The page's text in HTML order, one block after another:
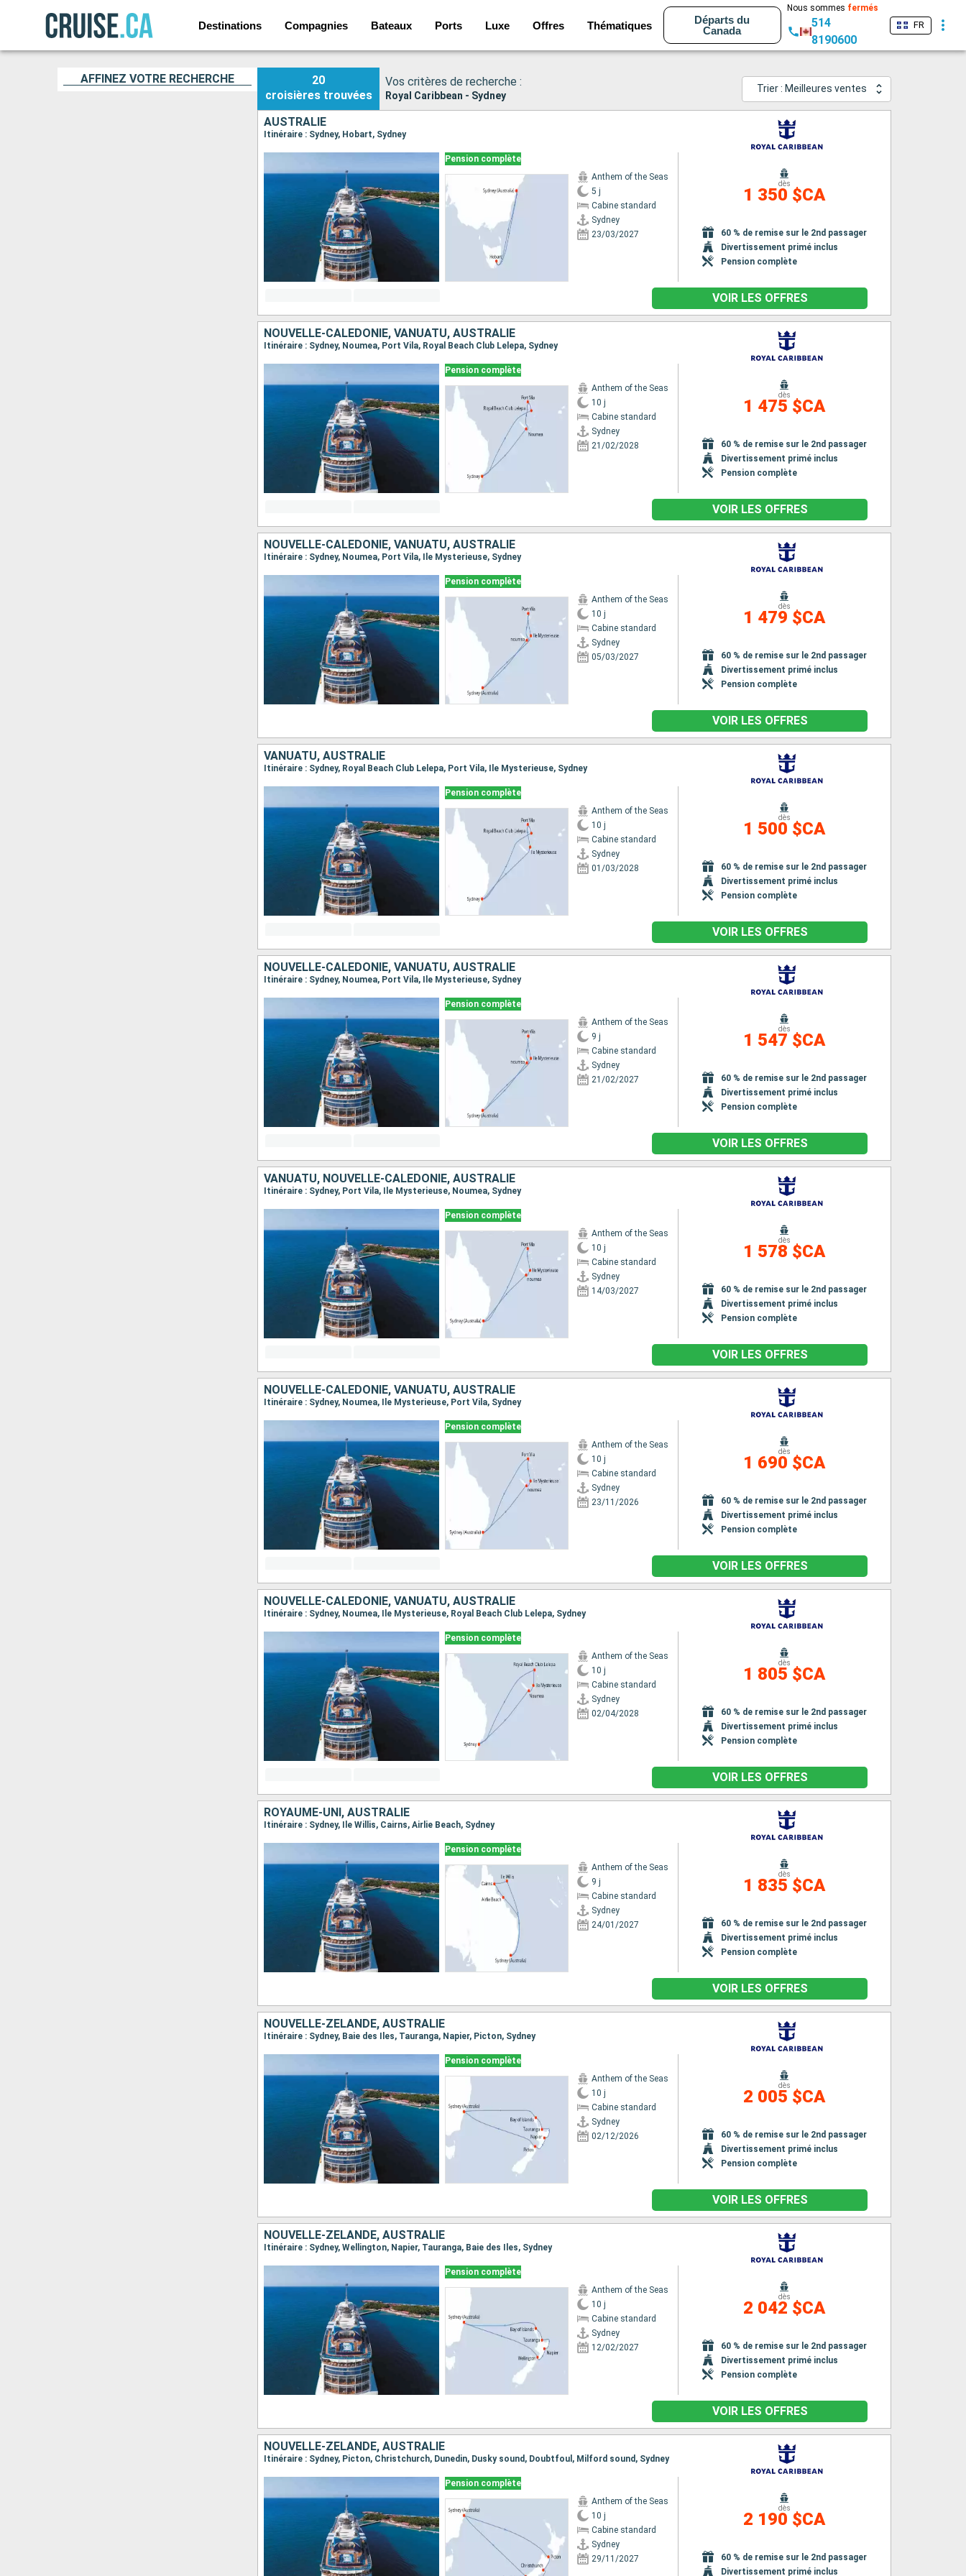
Destinations Compagnies Bateaux Ports Luxe Offres Thématiques
Départs du
Canada
Nous sommes fermés
514
8190600
FR
AFFINEZ VOTRE RECHERCHE
20
croisières trouvées
Vos critères de recherche :
Royal Caribbean - Sydney
Trier : Meilleures ventes
AUSTRALIE
Itinéraire : Sydney, Hobart, Sydney
Pension complète
Anthem of the Seas
5 j
Cabine standard
Sydney
23/03/2027
dès
1 350 $CA
60 % de remise sur le 2nd passager
Divertissement primé inclus
Pension complète
VOIR LES OFFRES
NOUVELLE-CALÉDONIE, VANUATU, AUSTRALIE
Itinéraire : Sydney, Noumea, Port Vila, Royal Beach Club Lelepa, Sydney
Pension complète
Anthem of the Seas
10 j
Cabine standard
Sydney
21/02/2028
dès
1 475 $CA
60 % de remise sur le 2nd passager
Divertissement primé inclus
Pension complète
VOIR LES OFFRES
NOUVELLE-CALÉDONIE, VANUATU, AUSTRALIE
Itinéraire : Sydney, Noumea, Port Vila, Ile Mysterieuse, Sydney
Pension complète
Anthem of the Seas
10 j
Cabine standard
Sydney
05/03/2027
dès
1 479 $CA
60 % de remise sur le 2nd passager
Divertissement primé inclus
Pension complète
VOIR LES OFFRES
VANUATU, AUSTRALIE
Itinéraire : Sydney, Royal Beach Club Lelepa, Port Vila, Ile Mysterieuse, Sydney
Pension complète
Anthem of the Seas
10 j
Cabine standard
Sydney
01/03/2028
dès
1 500 $CA
60 % de remise sur le 2nd passager
Divertissement primé inclus
Pension complète
VOIR LES OFFRES
NOUVELLE-CALÉDONIE, VANUATU, AUSTRALIE
Itinéraire : Sydney, Noumea, Port Vila, Ile Mysterieuse, Sydney
Pension complète
Anthem of the Seas
9 j
Cabine standard
Sydney
21/02/2027
dès
1 547 $CA
60 % de remise sur le 2nd passager
Divertissement primé inclus
Pension complète
VOIR LES OFFRES
VANUATU, NOUVELLE-CALÉDONIE, AUSTRALIE
Itinéraire : Sydney, Port Vila, Ile Mysterieuse, Noumea, Sydney
Pension complète
Anthem of the Seas
10 j
Cabine standard
Sydney
14/03/2027
dès
1 578 $CA
60 % de remise sur le 2nd passager
Divertissement primé inclus
Pension complète
VOIR LES OFFRES
NOUVELLE-CALÉDONIE, VANUATU, AUSTRALIE
Itinéraire : Sydney, Noumea, Ile Mysterieuse, Port Vila, Sydney
Pension complète
Anthem of the Seas
10 j
Cabine standard
Sydney
23/11/2026
dès
1 690 $CA
60 % de remise sur le 2nd passager
Divertissement primé inclus
Pension complète
VOIR LES OFFRES
NOUVELLE-CALÉDONIE, VANUATU, AUSTRALIE
Itinéraire : Sydney, Noumea, Ile Mysterieuse, Royal Beach Club Lelepa, Sydney
Pension complète
Anthem of the Seas
10 j
Cabine standard
Sydney
02/04/2028
dès
1 805 $CA
60 % de remise sur le 2nd passager
Divertissement primé inclus
Pension complète
VOIR LES OFFRES
ROYAUME-UNI, AUSTRALIE
Itinéraire : Sydney, Ile Willis, Cairns, Airlie Beach, Sydney
Pension complète
Anthem of the Seas
9 j
Cabine standard
Sydney
24/01/2027
dès
1 835 $CA
60 % de remise sur le 2nd passager
Divertissement primé inclus
Pension complète
VOIR LES OFFRES
NOUVELLE-ZÉLANDE, AUSTRALIE
Itinéraire : Sydney, Baie des Iles, Tauranga, Napier, Picton, Sydney
Pension complète
Anthem of the Seas
10 j
Cabine standard
Sydney
02/12/2026
dès
2 005 $CA
60 % de remise sur le 2nd passager
Divertissement primé inclus
Pension complète
VOIR LES OFFRES
NOUVELLE-ZÉLANDE, AUSTRALIE
Itinéraire : Sydney, Wellington, Napier, Tauranga, Baie des Iles, Sydney
Pension complète
Anthem of the Seas
10 j
Cabine standard
Sydney
12/02/2027
dès
2 042 $CA
60 % de remise sur le 2nd passager
Divertissement primé inclus
Pension complète
VOIR LES OFFRES
NOUVELLE-ZÉLANDE, AUSTRALIE
Itinéraire : Sydney, Picton, Christchurch, Dunedin, Dusky sound, Doubtfoul, Milford sound, Sydney
Pension complète
Anthem of the Seas
10 j
Cabine standard
Sydney
29/11/2027
dès
2 190 $CA
60 % de remise sur le 2nd passager
Divertissement primé inclus